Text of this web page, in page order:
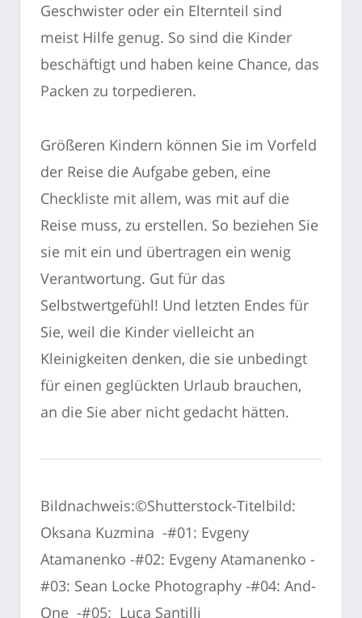
Geschwister oder ein Elternteil sind
meist Hilfe genug. So sind die Kinder
beschäftigt und haben keine Chance, das
Packen zu torpedieren.
Größeren Kindern können Sie im Vorfeld
der Reise die Aufgabe geben, eine
Checkliste mit allem, was mit auf die
Reise muss, zu erstellen. So beziehen Sie
sie mit ein und übertragen ein wenig
Verantwortung. Gut für das
Selbstwertgefühl! Und letzten Endes für
Sie, weil die Kinder vielleicht an
Kleinigkeiten denken, die sie unbedingt
für einen geglückten Urlaub brauchen,
an die Sie aber nicht gedacht hätten.
Bildnachweis:©Shutterstock-Titelbild:
Oksana Kuzmina -#01: Evgeny
Atamanenko -#02: Evgeny Atamanenko -
#03: Sean Locke Photography -#04: And-
One -#05: Luca Santilli